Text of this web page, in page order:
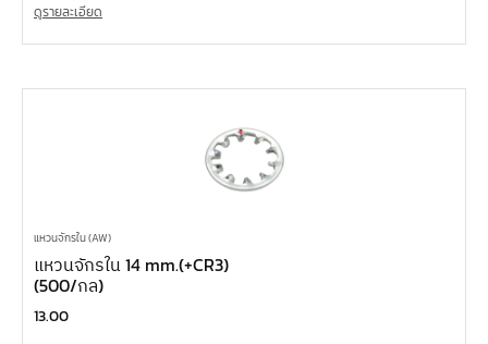
ดูรายละเอียด
แหวนจักรใน (AW)
แหวนจักรใน 14 mm.(+CR3)
(500/กล)
13.00